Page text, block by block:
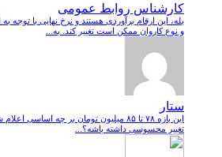
کارشناس روابط عمومی
بله، این ارقام برآوردی هستند و نرخ نهایی با توجه
و نوع کاروان ممکن است تغییر کند. به...
ستار
این بازه ۷۸ تا ۸۵ میلیون تومان بر چه
تغییر محسوسی داشته باشه؟...